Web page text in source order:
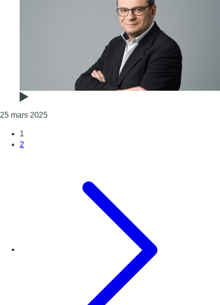
25 mars 2025Consulter l'article "L’édito de Fabrice Grosfilley :
1
2